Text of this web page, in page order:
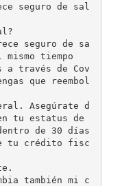
seguro de sal
seguro de sa
tiempo
través de Cov
que reembol
Asegúrate d
tu estatus de
de 30 días
tu crédito fisc
también mi c